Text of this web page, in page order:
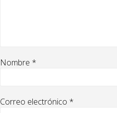
Nombre *
Correo electrónico *